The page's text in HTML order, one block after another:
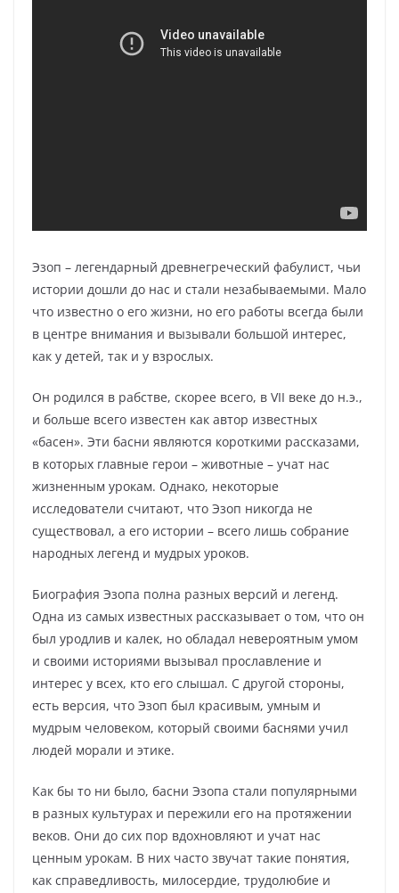
Эзоп – легендарный древнегреческий фабулист, чьи
истории дошли до нас и стали незабываемыми. Мало
что известно о его жизни, но его работы всегда были
в центре внимания и вызывали большой интерес,
как у детей, так и у взрослых.
Он родился в рабстве, скорее всего, в VII веке до н.э.,
и больше всего известен как автор известных
«басен». Эти басни являются короткими рассказами,
в которых главные герои – животные – учат нас
жизненным урокам. Однако, некоторые
исследователи считают, что Эзоп никогда не
существовал, а его истории – всего лишь собрание
народных легенд и мудрых уроков.
Биография Эзопа полна разных версий и легенд.
Одна из самых известных рассказывает о том, что он
был уродлив и калек, но обладал невероятным умом
и своими историями вызывал прославление и
интерес у всех, кто его слышал. С другой стороны,
есть версия, что Эзоп был красивым, умным и
мудрым человеком, который своими баснями учил
людей морали и этике.
Как бы то ни было, басни Эзопа стали популярными
в разных культурах и пережили его на протяжении
веков. Они до сих пор вдохновляют и учат нас
ценным урокам. В них часто звучат такие понятия,
как справедливость, милосердие, трудолюбие и